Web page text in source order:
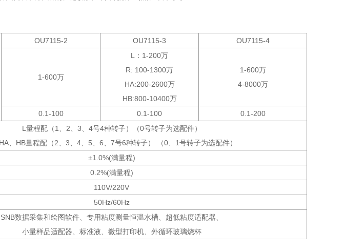
OU7115-2 OU7115-3 OU7115-4
1-600万
L：1-200万
R: 100-1300万
HA:200-2600万
HB:800-10400万
1-600万
4-8000万
0.1-100 0.1-100 0.1-200
L量程配（1、2、3、4号4种转子）（0号转子为选配件）
、HB量程配（2、3、4、5、6、7号6种转子） （0、1号转子为选配件）
±1.0%(满量程)
0.2%(满量程)
110V/220V
50Hz/60Hz
SNB数据采集和绘图软件、专用粘度测量恒温水槽、超低粘度适配器、
小量样品适配器、标准液、微型打印机、外循环玻璃烧杯